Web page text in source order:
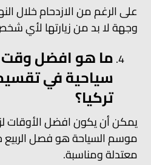
على الرغم من الازدحام خلال
وجهة لا بد من زيارتها لأي
ما هو افضل وقت
سياحية في
تركيا؟
يمكن أن يكون افضل الأوقات
موسم السياحة هو فصل الربيع
معتدلة ومناسبة.